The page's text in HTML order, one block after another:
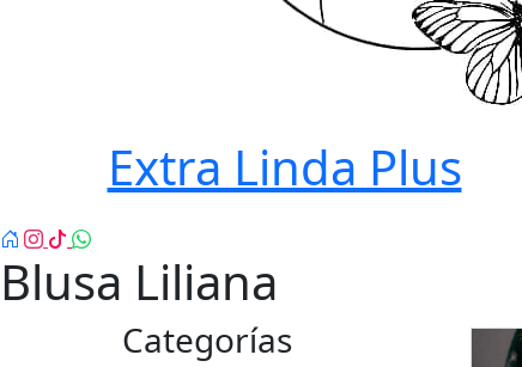
Extra Linda Plus
Blusa Liliana
Categorías